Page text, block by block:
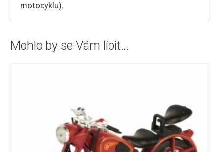
motocyklu).
Mohlo by se Vám líbit…